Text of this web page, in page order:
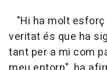
"Hi ha molt
veritat és que ha
tant per a mi com